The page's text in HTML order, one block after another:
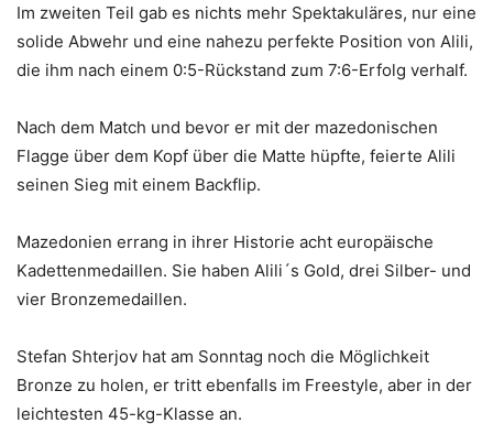
Im zweiten Teil gab es nichts mehr Spektakuläres, nur eine
solide Abwehr und eine nahezu perfekte Position von Alili,
die ihm nach einem 0:5-Rückstand zum 7:6-Erfolg verhalf.
Nach dem Match und bevor er mit der mazedonischen
Flagge über dem Kopf über die Matte hüpfte, feierte Alili
seinen Sieg mit einem Backflip.
Mazedonien errang in ihrer Historie acht europäische
Kadettenmedaillen. Sie haben Alili´s Gold, drei Silber- und
vier Bronzemedaillen.
Stefan Shterjov hat am Sonntag noch die Möglichkeit
Bronze zu holen, er tritt ebenfalls im Freestyle, aber in der
leichtesten 45-kg-Klasse an.